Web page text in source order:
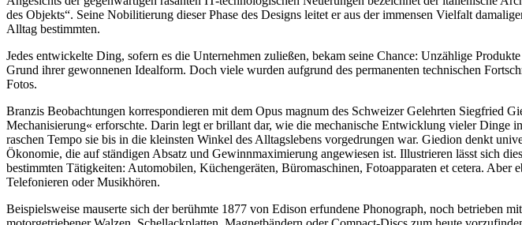
des Objekts“. Seine Nobilitierung dieser Phase des Designs leitet er aus der immensen Vielfalt
Alltag bestimmten.
Jedes entwickelte Ding, sofern es die Unternehmen zuließen, bekam seine Chance: Unzählige
Grund ihrer gewonnenen Idealform. Doch viele wurden aufgrund des permanenten technischen
Fotos.
Branzis Beobachtungen korrespondieren mit dem Opus magnum des Schweizer Gelehrten Siegfried
Mechanisierung« erforschte. Darin legt er brillant dar, wie die mechanische Entwicklung vieler
raschen Tempo sie bis in die kleinsten Winkel des Alltagslebens vorgedrungen war. Giedion denkt
Ökonomie, die auf ständigen Absatz und Gewinnmaximierung angewiesen ist. Illustrieren lässt sich
bestimmten Tätigkeiten: Automobilen, Küchengeräten, Büromaschinen, Fotoapparaten et cetera.
Telefonieren oder Musikhören.
Beispielsweise mauserte sich der berühmte 1877 von Edison erfundene Phonograph, noch betrieben